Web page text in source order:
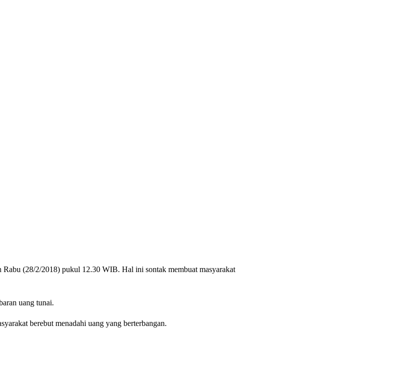
(28/2/2018) pukul 12.30 WIB. Hal ini sontak membuat masyarakat
uang tunai.
berebut menadahi uang yang berterbangan.